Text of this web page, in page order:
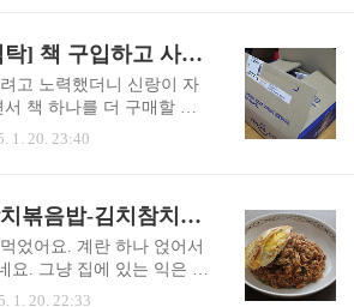
도면 나쁘지 않은 것 같아
서 어른 6명에 어린이 2명
리 뜯으면서 맛있다고 하
. 회를 한 입 먹었는데 입
. 양장피 비쥬얼이 고급지
뒷다리 먼저 뜯기더라구
예스24 [아내의 식탁] 책 구입하고 사은품으로 달력하고 텀블러 받았어요.
고 노력했더니 신랑이 자
책 하나를 더 구매할 수
다며 골르라고 하더라구
사달라고 했네요. 그런데
이랑 텀블러가 왔네요. 완
인트 어쩌고 하더니 저렇
로 된 예쁜 벽걸이 달력이
1. 20. 23:40
(나름요리)김치참치볶음밥-김치참치는 반찬으로 먹어도 맛있어요.
었어요. 계란 하나 얹어서
요. 그냥 집에 있는 익은 김
서 볶아주었네요. 좀 싱거
1. 20. 22:33